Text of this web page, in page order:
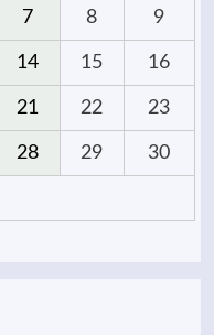
7 8 9
14 15 16
21 22 23
28 29 30